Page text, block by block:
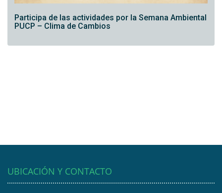
Participa de las actividades por la Semana Ambiental
PUCP – Clima de Cambios
UBICACIÓN Y CONTACTO